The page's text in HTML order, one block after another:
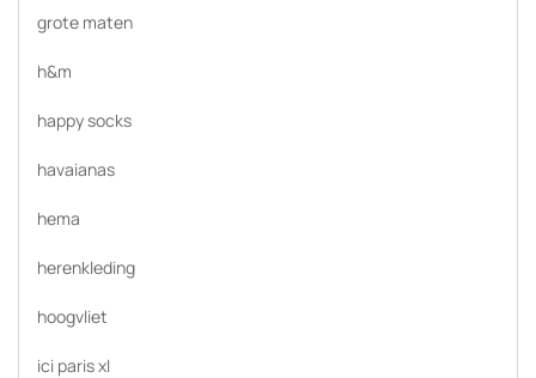
grote maten
h&m
happy socks
havaianas
hema
herenkleding
hoogvliet
ici paris xl